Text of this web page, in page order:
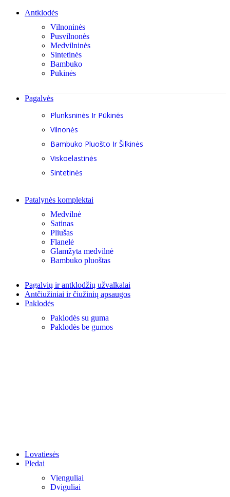
Antklodės
Vilnoninės
Pusvilnonės
Medvilninės
Sintetinės
Bambuko
Pūkinės
Pagalvės
Plunksninės Ir Pūkinės
Vilnonės
Bambuko Pluošto Ir Šilkinės
Viskoelastinės
Sintetinės
Patalynės komplektai
Medvilnė
Satinas
Pliušas
Flanelė
Glamžyta medvilnė
Bambuko pluoštas
Pagalvių ir antklodžių užvalkalai
Antčiužiniai ir čiužinių apsaugos
Paklodės
Paklodės su guma
Paklodės be gumos
Lovatiesės
Pledai
Vienguliai
Dviguliai